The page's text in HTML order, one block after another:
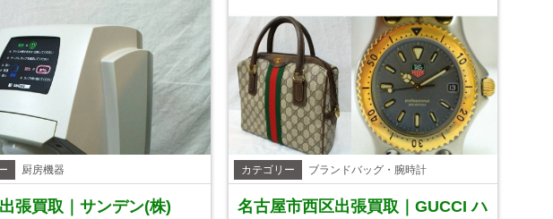
厨房機器
張買取｜サンデン(株)
カテゴリー ブランドバッグ・腕時計
名古屋市西区出張買取｜GUCCI ハ